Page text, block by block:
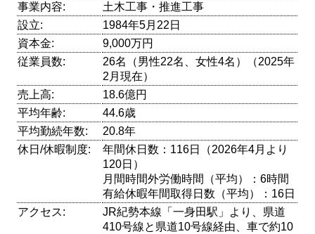
事業内容:
土木工事・推進工事
設立:
1984年5月22日
資本金:
9,000万円
従業員数:
26名（男性22名、女性4名）（2025年
2月現在）
売上高:
18.6億円
平均年齢:
44.6歳
平均勤続年数:
20.8年
休日/休暇制度:
年間休日数：116日（2026年4月より
120日）
月間時間外労働時間（平均）：6時間
有給休暇年間取得日数（平均）：16日
アクセス:
JR紀勢本線「一身田駅」より、県道
410号線と県道10号線経由、車で約10